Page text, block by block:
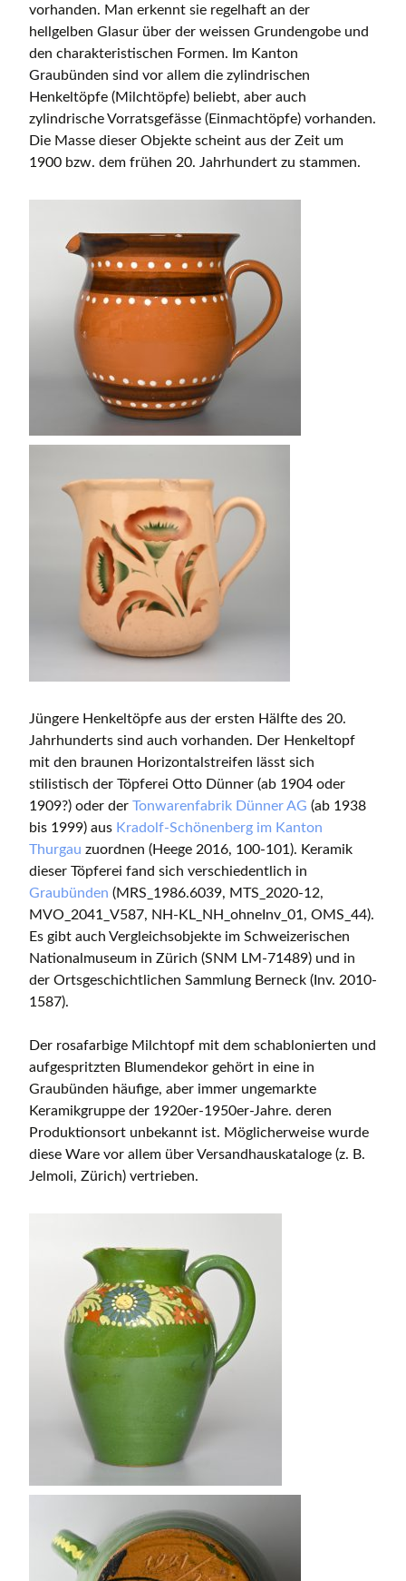
vorhanden. Man erkennt sie regelhaft an der
hellgelben Glasur über der weissen Grundengobe und
den charakteristischen Formen. Im Kanton
Graubünden sind vor allem die zylindrischen
Henkeltöpfe (Milchtöpfe) beliebt, aber auch
zylindrische Vorratsgefässe (Einmachtöpfe) vorhanden.
Die Masse dieser Objekte scheint aus der Zeit um
1900 bzw. dem frühen 20. Jahrhundert zu stammen.
Jüngere Henkeltöpfe aus der ersten Hälfte des 20.
Jahrhunderts sind auch vorhanden. Der Henkeltopf
mit den braunen Horizontalstreifen lässt sich
stilistisch der Töpferei Otto Dünner (ab 1904 oder
1909?) oder der Tonwarenfabrik Dünner AG (ab 1938
bis 1999) aus Kradolf-Schönenberg im Kanton
Thurgau zuordnen (Heege 2016, 100-101). Keramik
dieser Töpferei fand sich verschiedentlich in
Graubünden (MRS_1986.6039, MTS_2020-12,
MVO_2041_V587, NH-KL_NH_ohneInv_01, OMS_44).
Es gibt auch Vergleichsobjekte im Schweizerischen
Nationalmuseum in Zürich (SNM LM-71489) und in
der Ortsgeschichtlichen Sammlung Berneck (Inv. 2010-
1587).
Der rosafarbige Milchtopf mit dem schablonierten und
aufgespritzten Blumendekor gehört in eine in
Graubünden häufige, aber immer ungemarkte
Keramikgruppe der 1920er-1950er-Jahre. deren
Produktionsort unbekannt ist. Möglicherweise wurde
diese Ware vor allem über Versandhauskataloge (z. B.
Jelmoli, Zürich) vertrieben.